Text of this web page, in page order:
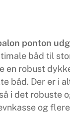
ponton
båd til
en robust
båd. Der er i
i det
og